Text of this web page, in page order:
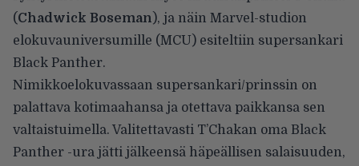
(Chadwick Boseman ), ja näin Marvel-studion
elokuvauniversumille (MCU) esiteltiin supersankari
Black Panther.
Nimikkoelokuvassaan supersankari/prinssin on
palattava kotimaahansa ja otettava paikkansa sen
valtaistuimella. Valitettavasti T’Chakan oma Black
Panther -ura jätti jälkeensä häpeällisen salaisuuden,